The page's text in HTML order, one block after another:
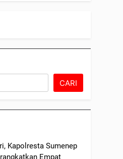
CARI
Kapolresta Sumenep
Empat